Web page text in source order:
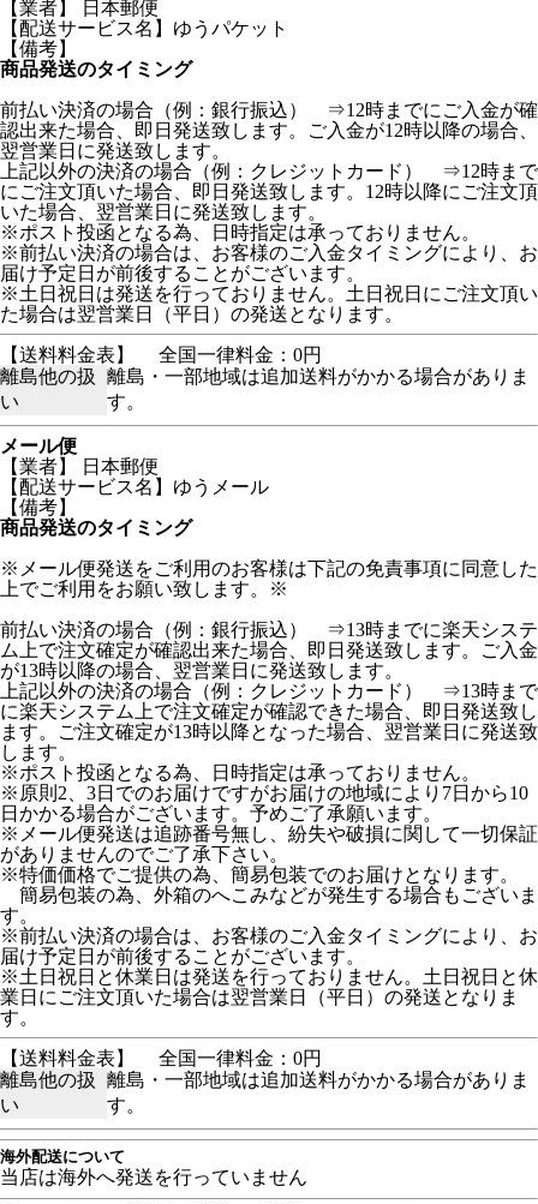
【業者】 日本郵便
【配送サービス名】ゆうパケット
【備考】
商品発送のタイミング
前払い決済の場合（例：銀行振込） ⇒12時までにご入金が確
認出来た場合、即日発送致します。ご入金が12時以降の場合、
翌営業日に発送致します。
上記以外の決済の場合（例：クレジットカード） ⇒12時まで
にご注文頂いた場合、即日発送致します。12時以降にご注文頂
いた場合、翌営業日に発送致します。
※ポスト投函となる為、日時指定は承っておりません。
※前払い決済の場合は、お客様のご入金タイミングにより、お
届け予定日が前後することがございます。
※土日祝日は発送を行っておりません。土日祝日にご注文頂い
た場合は翌営業日（平日）の発送となります。
【送料料金表】
全国一律料金：0円
離島他の扱
い
離島・一部地域は追加送料がかかる場合がありま
す。
メール便
【業者】 日本郵便
【配送サービス名】ゆうメール
【備考】
商品発送のタイミング
※メール便発送をご利用のお客様は下記の免責事項に同意した
上でご利用をお願い致します。※
前払い決済の場合（例：銀行振込） ⇒13時までに楽天システ
ム上で注文確定が確認出来た場合、即日発送致します。ご入金
が13時以降の場合、翌営業日に発送致します。
上記以外の決済の場合（例：クレジットカード） ⇒13時まで
に楽天システム上で注文確定が確認できた場合、即日発送致し
ます。ご注文確定が13時以降となった場合、翌営業日に発送致
します。
※ポスト投函となる為、日時指定は承っておりません。
※原則2、3日でのお届けですがお届けの地域により7日から10
日かかる場合がございます。予めご了承願います。
※メール便発送は追跡番号無し、紛失や破損に関して一切保証
がありませんのでご了承下さい。
※特価価格でご提供の為、簡易包装でのお届けとなります。
簡易包装の為、外箱のへこみなどが発生する場合もございま
す。
※前払い決済の場合は、お客様のご入金タイミングにより、お
届け予定日が前後することがございます。
※土日祝日と休業日は発送を行っておりません。土日祝日と休
業日にご注文頂いた場合は翌営業日（平日）の発送となりま
す。
【送料料金表】
全国一律料金：0円
離島他の扱
い
離島・一部地域は追加送料がかかる場合がありま
す。
海外配送について
当店は海外へ発送を行っていません